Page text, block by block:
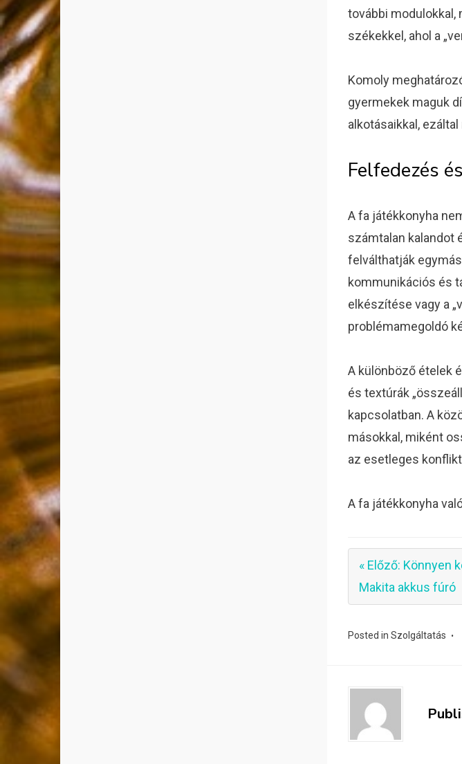
további modulokkal,
székekkel, ahol a
Komoly
gyermekek maguk
alkotásaikkal,
Felfedezés
A fa játékkonyha
számtalan kalandot
felválthatják
kommunikációs és
elkészítése vagy a
problémamegoldó
A különböző ételek
és textúrák
kapcsolatban. A
másokkal, miként
az esetleges
A fa játékkonyha
« Előző: Könnyen
Makita akkus fúró
Posted inSzolgáltatás